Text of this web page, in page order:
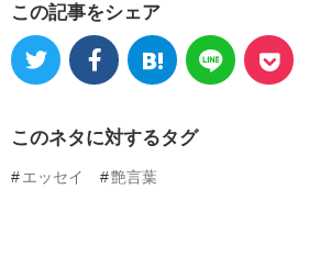
この記事をシェア
このネタに対するタグ
エッセイ
艶言葉